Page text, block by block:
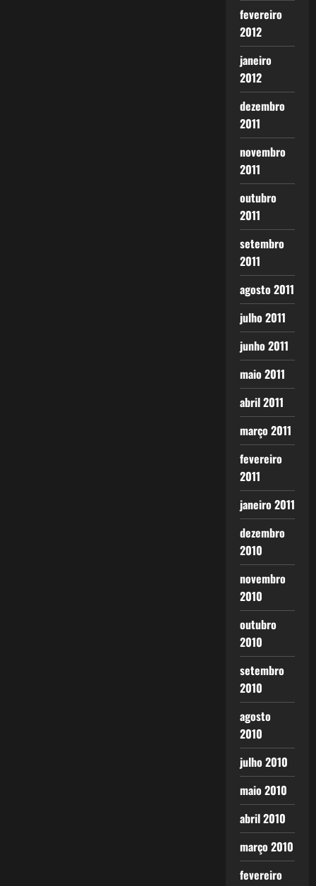
fevereiro
2012
janeiro
2012
dezembro
2011
novembro
2011
outubro
2011
setembro
2011
agosto 2011
julho 2011
junho 2011
maio 2011
abril 2011
março 2011
fevereiro
2011
janeiro 2011
dezembro
2010
novembro
2010
outubro
2010
setembro
2010
agosto
2010
julho 2010
maio 2010
abril 2010
março 2010
fevereiro